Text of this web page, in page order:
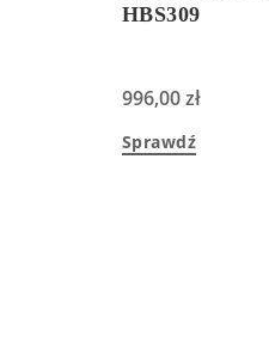
HBS309
996,00zł
Sprawdź